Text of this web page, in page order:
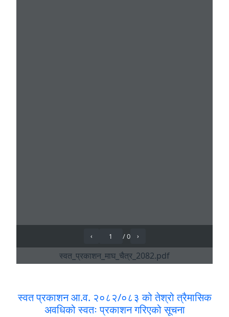
स्वत प्रकाशन आ.व. २०८२/०८३ को तेश्रो त्रैमासिक
अवधिको स्वतः प्रकाशन गरिएको सूचना